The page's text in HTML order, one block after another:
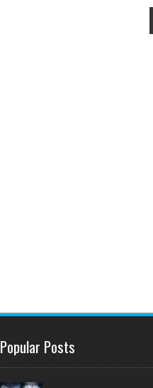
Popular Posts